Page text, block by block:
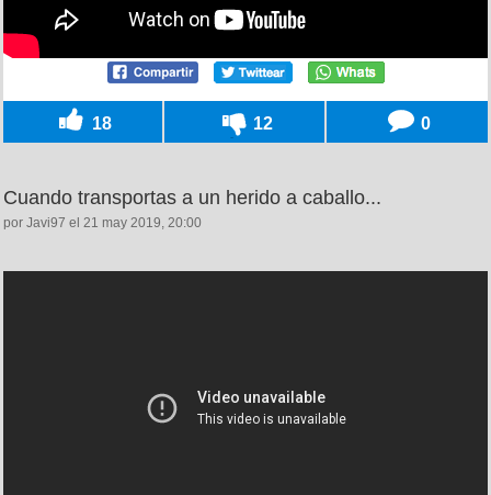
18 12 0
Cuando transportas a un herido a caballo...
por Javi97 el 21 may 2019, 20:00